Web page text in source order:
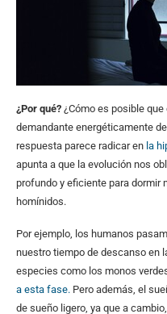
¿Por qué? ¿Cómo es posible
demandante energéticamente
respuesta parece radicar en la
apunta a que la evolución nos
profundo y eficiente para dormir
homínidos.
Por ejemplo, los humanos
nuestro tiempo de descanso en
especies como los monos
a esta fase. Pero además, el
de sueño ligero, ya que a